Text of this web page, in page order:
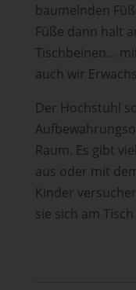
baumelnden
Füße dann halt
Tischbeinen…
auch wir
Der Hochstuhl
Raum. Es gibt
aus oder mit
Kinder
sie sich am